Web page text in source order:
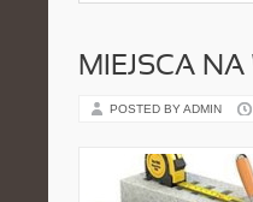
MIEJSCA
POSTED BY ADMIN